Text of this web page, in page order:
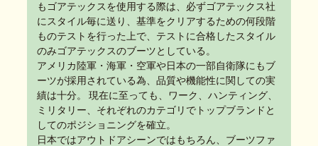
もゴアテックスを使用する際は、必ずゴアテックス社
にスタイル毎に送り、基準をクリアするための何段階
ものテストを行った上で、テストに合格したスタイル
のみゴアテックスのブーツとしている。
アメリカ陸軍・海軍・空軍や日本の一部自衛隊にもブ
ーツが採用されている為、品質や機能性に関しての実
績は十分。 現在に至っても、ワーク、ハンティング、
ミリタリー、それぞれのカテゴリでトップブランドと
してのポジショニングを確立。
日本ではアウトドアシーンではもちろん、ブーツファ